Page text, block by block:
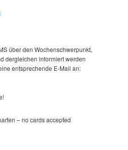
über den Wochenschwerpunkt,
dergleichen informiert werden
entsprechende E-Mail an:
– no cards accepted